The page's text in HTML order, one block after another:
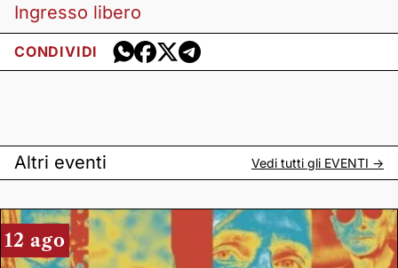
Ingresso libero
CONDIVIDI
Altri eventi Vedi tutti gli EVENTI ->
12 ago